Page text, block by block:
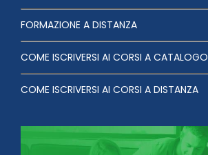
FORMAZIONE A DISTANZA
COME ISCRIVERSI AI CORSI A CATALOGO
COME ISCRIVERSI AI CORSI A DISTANZA